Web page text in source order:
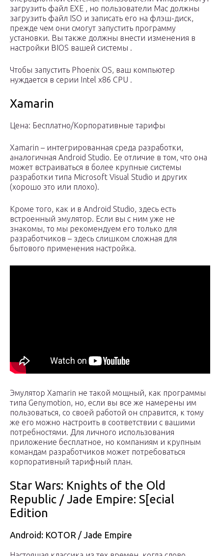
загрузить файл EXE , но пользователи Mac должны
загрузить файл ISO и записать его на флэш-диск,
прежде чем они смогут запустить программу
установки. Вы также должны внести изменения в
настройки BIOS вашей системы .
Чтобы запустить Phoenix OS, ваш компьютер
нуждается в серии Intel x86 CPU .
Xamarin
Цена: Бесплатно/Корпоративные тарифы
Xamarin – интегрированная среда разработки,
аналогичная Android Studio. Ее отличие в том, что она
может встраиваться в более крупные системы
разработки типа Microsoft Visual Studio и других
(хорошо это или плохо).
Кроме того, как и в Android Studio, здесь есть
встроенный эмулятор. Если вы с ним уже не
знакомы, то мы рекомендуем его только для
разработчиков – здесь слишком сложная для
бытового применения настройка.
Эмулятор Xamarin не такой мощный, как программы
типа Genymotion, но, если вы все же намерены им
пользоваться, со своей работой он справится, к тому
же его можно настроить в соответствии с вашими
потребностями. Для личного использования
приложение бесплатное, но компаниям и крупным
командам разработчиков может потребоваться
корпоративный тарифный план.
Star Wars: Knights of the Old
Republic / Jade Empire: S[ecial
Edition
Android: KOTOR / Jade Empire